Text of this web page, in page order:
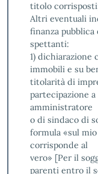
titolo
Altri eventuali
finanza
spettanti:
1)
immobili e su
titolarità di
partecipazione
amministratore
o di sindaco di
formula «sul
corrisponde al
vero» [Per il
parenti entro il